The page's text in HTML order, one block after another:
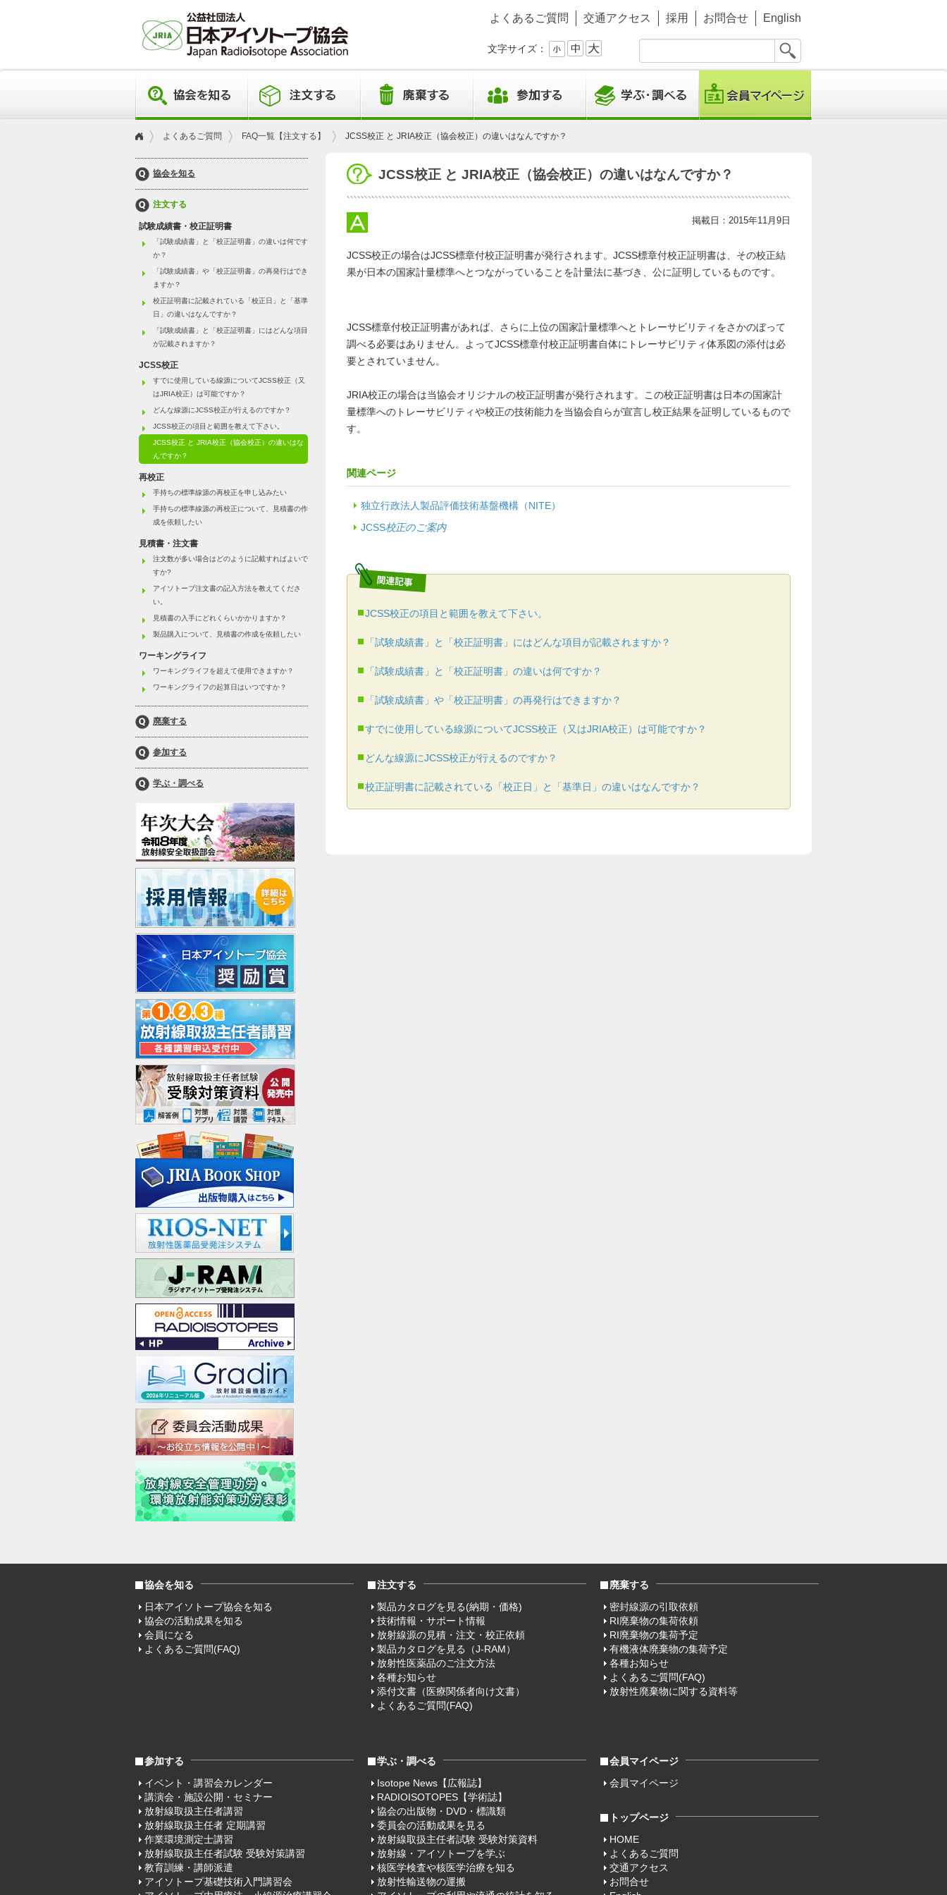
よくあるご質問 交通アクセス 採用 お問合せ English
文字サイズ：
よくあるご質問 FAQ一覧【注文する】 JCSS校正 と JRIA校正（協会校正）の違いはなんですか？
JCSS校正 と JRIA校正（協会校正）の違いはなんですか？
掲載日：2015年11月9日
JCSS校正の場合はJCSS標章付校正証明書が発行されます。JCSS標章付校正証明書は、その校正結
果が日本の国家計量標準へとつながっていることを計量法に基づき、公に証明しているものです。
JCSS標章付校正証明書があれば、さらに上位の国家計量標準へとトレーサビリティをさかのぼって
調べる必要はありません。よってJCSS標章付校正証明書自体にトレーサビリティ体系図の添付は必
要とされていません。
JRIA校正の場合は当協会オリジナルの校正証明書が発行されます。この校正証明書は日本の国家計
量標準へのトレーサビリティや校正の技術能力を当協会自らが宣言し校正結果を証明しているもので
す。
関連ページ
独立行政法人製品評価技術基盤機構（NITE）
JCSS校正のご案内
JCSS校正の項目と範囲を教えて下さい。
「試験成績書」と「校正証明書」にはどんな項目が記載されますか？
「試験成績書」と「校正証明書」の違いは何ですか？
「試験成績書」や「校正証明書」の再発行はできますか？
すでに使用している線源についてJCSS校正（又はJRIA校正）は可能ですか？
どんな線源にJCSS校正が行えるのですか？
校正証明書に記載されている「校正日」と「基準日」の違いはなんですか？
協会を知る
注文する
試験成績書・校正証明書
「試験成績書」と「校正証明書」の違いは何です
か？
「試験成績書」や「校正証明書」の再発行はでき
ますか？
校正証明書に記載されている「校正日」と「基準
日」の違いはなんですか？
「試験成績書」と「校正証明書」にはどんな項目
が記載されますか？
JCSS校正
すでに使用している線源についてJCSS校正（又
はJRIA校正）は可能ですか？
どんな線源にJCSS校正が行えるのですか？
JCSS校正の項目と範囲を教えて下さい。
JCSS校正 と JRIA校正（協会校正）の違いはな
んですか？
再校正
手持ちの標準線源の再校正を申し込みたい
手持ちの標準線源の再校正について、見積書の作
成を依頼したい
見積書・注文書
注文数が多い場合はどのように記載すればよいで
すか?
アイソトープ注文書の記入方法を教えてくださ
い。
見積書の入手にどれくらいかかりますか？
製品購入について、見積書の作成を依頼したい
ワーキングライフ
ワーキングライフを超えて使用できますか？
ワーキングライフの起算日はいつですか？
廃棄する
参加する
学ぶ・調べる
協会を知る
日本アイソトープ協会を知る
協会の活動成果を知る
会員になる
よくあるご質問(FAQ)
注文する
製品カタログを見る(納期・価格)
技術情報・サポート情報
放射線源の見積・注文・校正依頼
製品カタログを見る（J-RAM）
放射性医薬品のご注文方法
各種お知らせ
添付文書（医療関係者向け文書）
よくあるご質問(FAQ)
廃棄する
密封線源の引取依頼
RI廃棄物の集荷依頼
RI廃棄物の集荷予定
有機液体廃棄物の集荷予定
各種お知らせ
よくあるご質問(FAQ)
放射性廃棄物に関する資料等
参加する
イベント・講習会カレンダー
講演会・施設公開・セミナー
放射線取扱主任者講習
放射線取扱主任者 定期講習
作業環境測定士講習
放射線取扱主任者試験 受験対策講習
教育訓練・講師派遣
アイソトープ基礎技術入門講習会
学ぶ・調べる
Isotope News【広報誌】
RADIOISOTOPES【学術誌】
協会の出版物・DVD・標識類
委員会の活動成果を見る
放射線取扱主任者試験 受験対策資料
放射線・アイソトープを学ぶ
核医学検査や核医学治療を知る
放射性輸送物の運搬
会員マイページ
会員マイページ
トップページ
HOME
よくあるご質問
交通アクセス
お問合せ